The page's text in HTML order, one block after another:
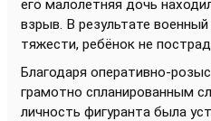
его малолетняя дочь
взрыв. В результате
тяжести, ребёнок не
Благодаря оперативно-
грамотно спланированным
личность фигуранта была